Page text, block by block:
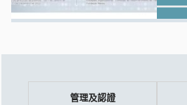
管理及認證